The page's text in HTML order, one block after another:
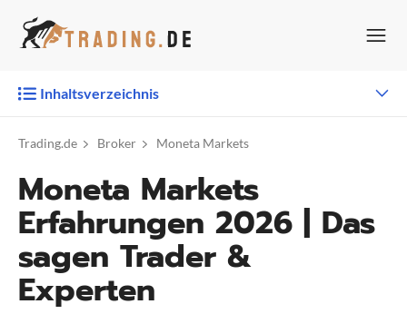
Inhalt
Inhaltsverzeichnis
Trading.de Broker Moneta Markets
Moneta Markets
Erfahrungen 2026 | Das
sagen Trader &
Experten